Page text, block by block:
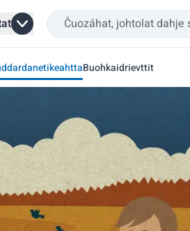
Buohkaidrievttit